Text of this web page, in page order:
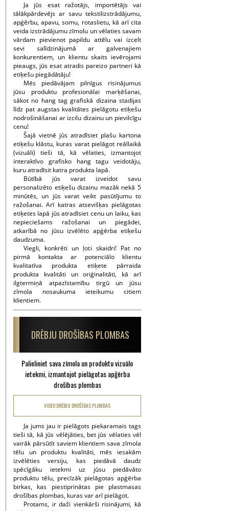
Ja jūs esat ražotājs, importētājs vai
tālākpārdevējs ar savu tekstilizstrādājumu,
apģērbu, apavu, somu, rotaslietu, kā arī cita
veida izstrādājumu zīmolu un vēlaties savam
vārdam pievienot papildu attēlu vai izcelt
sevi salīdzinājumā ar galvenajiem
konkurentiem, un klientu skaits ievērojami
pieaugs, jūs esat atradis pareizo partneri kā
etiķešu piegādātāju!
Mēs piedāvājam pilnīgus risinājumus
jūsu produktu profesionālai marķēšanai,
sākot no hang tag grafiskā dizaina stadijas
līdz pat augstas kvalitātes pielāgotu etiķešu
nodrošināšanai ar izcilu dizainu un pievilcīgu
cenu!
Šajā vietnē jūs atradīsiet plašu kartona
etiķešu klāstu, kuras varat pielāgot reāllaikā
(vizuāli) tieši tā, kā vēlaties, izmantojot
interaktīvo grafisko hang tagu veidotāju,
kuru atradīsit katra produkta lapā.
Būtībā jūs varat izveidot savu
personalizēto etiķešu dizainu mazāk nekā 5
minūtēs, un jūs varat veikt pasūtījumu to
ražošanai. Arī katras atsevišķas pielāgotas
etiķetes lapā jūs atradīsiet cenu un laiku, kas
nepieciešams ražošanai un piegādei,
atkarībā no jūsu izvēlēto apģērba etiķešu
daudzuma.
Viegli, konkrēti un ļoti skaidri! Pat no
pirmā kontakta ar potenciālo klientu
kvalitatīva produkta etiķete pārraida
produkta kvalitāti un oriģinalitāti, kā arī
ilgtermiņā atpazīstamību tirgū un jūsu
zīmola nosaukuma ieteikumu citiem
klientiem.
DRĒBJU DROŠĪBAS PLOMBAS
Palieliniet sava zīmola un produktu vizuālo
ietekmi, izmantojot pielāgotas apģērba
drošības plombas
VIDEO DRĒBJU DROŠĪBAS PLOMBAS
Ja jums jau ir pielāgots piekaramais tags
tieši tā, kā jūs vēlējāties, bet jūs vēlaties vēl
vairāk pārsūtīt saviem klientiem sava zīmola
tēlu un produktu kvalitāti, mēs iesakām
izvēlēties versiju, kas piedāvā daudz
spēcīgāku ietekmi uz jūsu piedāvāto
produktu tēlu, precīzāk pielāgotas apģērba
birkas, kas piestiprinātas pie plastmasas
drošības plombas, kuras var arī pielāgot.
Protams, ir daži vienkārši risinājumi, kā